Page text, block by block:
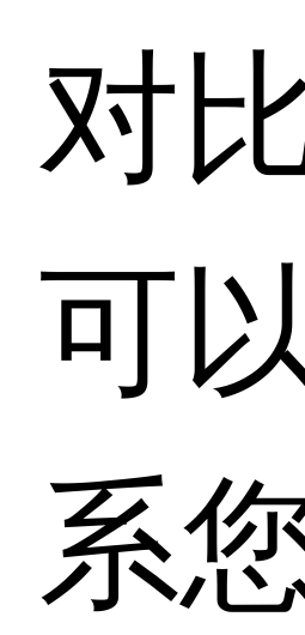
对
可
系